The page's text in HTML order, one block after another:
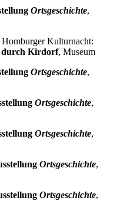
Ortsgeschichte,
Kulturnacht:
Kirdorf, Museum
Ortsgeschichte,
Ortsgeschichte,
Ortsgeschichte,
Ortsgeschichte,
Ortsgeschichte,